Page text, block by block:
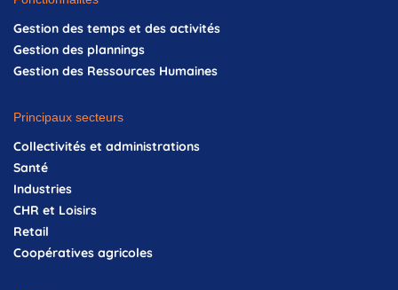
Gestion des temps et des activités
Gestion des plannings
Gestion des Ressources Humaines
Principaux secteurs
Collectivités et administrations
Santé
Industries
CHR et Loisirs
Retail
Coopératives agricoles